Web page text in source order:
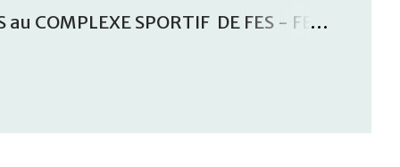
COMPLEXE SPORTIF DE FES - FES